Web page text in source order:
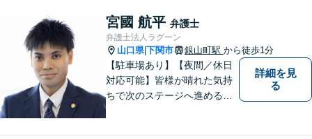
宮國 航平 弁護士
弁護士法人ラグーン
山口県|下関市 銀山町駅 から徒歩1分
【駐車場あり】【夜間／休日
対応可能】皆様が晴れた気持
ちで次のステージへ進めるよ
詳細を見
る